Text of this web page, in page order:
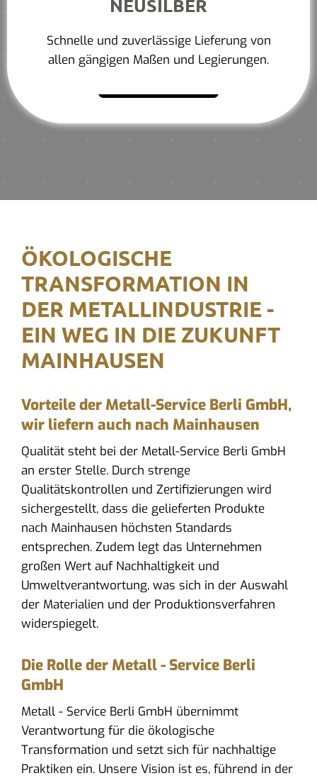
NEUSILBER
Schnelle und zuverlässige Lieferung von
allen gängigen Maßen und Legierungen.
ÖKOLOGISCHE
TRANSFORMATION IN
DER METALLINDUSTRIE -
EIN WEG IN DIE ZUKUNFT
MAINHAUSEN
Vorteile der Metall-Service Berli GmbH,
wir liefern auch nach Mainhausen
Qualität steht bei der Metall-Service Berli GmbH
an erster Stelle. Durch strenge
Qualitätskontrollen und Zertifizierungen wird
sichergestellt, dass die gelieferten Produkte
nach Mainhausen höchsten Standards
entsprechen. Zudem legt das Unternehmen
großen Wert auf Nachhaltigkeit und
Umweltverantwortung, was sich in der Auswahl
der Materialien und der Produktionsverfahren
widerspiegelt.
Die Rolle der Metall - Service Berli
GmbH
Metall - Service Berli GmbH übernimmt
Verantwortung für die ökologische
Transformation und setzt sich für nachhaltige
Praktiken ein. Unsere Vision ist es, führend in der